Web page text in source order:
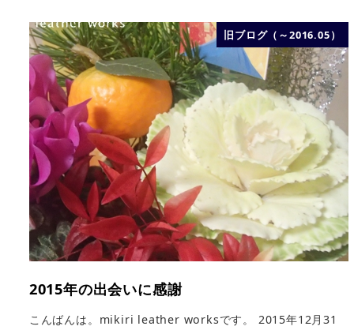
旧ブログ（～2016.05）
2015年の出会いに感謝
こんばんは。mikiri leather worksです。 2015年12月31